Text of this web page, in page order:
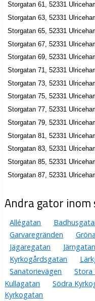
Monika Holmgren
0321-14485
Storgatan 23, 52330 Ulricehamn
Ekeskogs Bokhandel
Yvonne Margarete Toll
0321-13125
HB Butik 29
0705-871036
Storgatan 29, 52330 Ulricehamn
Lalle Baker AB
Karl Olof Lindgren
Storgatan 3, 52330 Ulricehamn
Carlsson och Lundberg
Ulricehamns Sportfiske
Christer Mattias Lundberg
0321-10010
Storgatan 30, 52330 Ulricehamn
Cirkus Apan AB
Jan Ingemar Carlsson
Storgatan 30b, 52330
Storgatan 61, 52331
Storgatan 63, 52331
Storgatan 65, 52331
Storgatan 67, 52331
Storgatan 69, 52331
Storgatan 71, 52331
Storgatan 73, 52331
Storgatan 75, 52331
Storgatan 77, 52331
Storgatan 79, 52331
Storgatan 81, 52331
Storgatan 83, 52331
Storgatan 85, 52331
Storgatan 87, 52331
Andra gator
Allégatan
Garvaregränden
Jägaregatan
Järngatan
Kyrkogårdsgatan
Sanatorievägen
Stora
Kullagatan
Södra
Kyrkogatan